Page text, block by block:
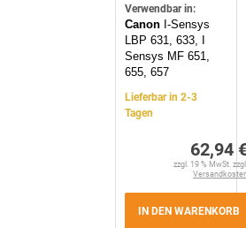
Verwendbar in:
Canon I-Sensys
LBP 631, 633, I
Sensys MF 651,
655, 657
Lieferbar in 2-3
Tagen
62,94
zzgl. 19 % MwSt.
IN DEN WARENKORB